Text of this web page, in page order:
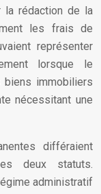
la rédaction de la
les frais de
représenter
lorsque le
biens immobiliers
nécessitant une
différaient
deux statuts.
administratif